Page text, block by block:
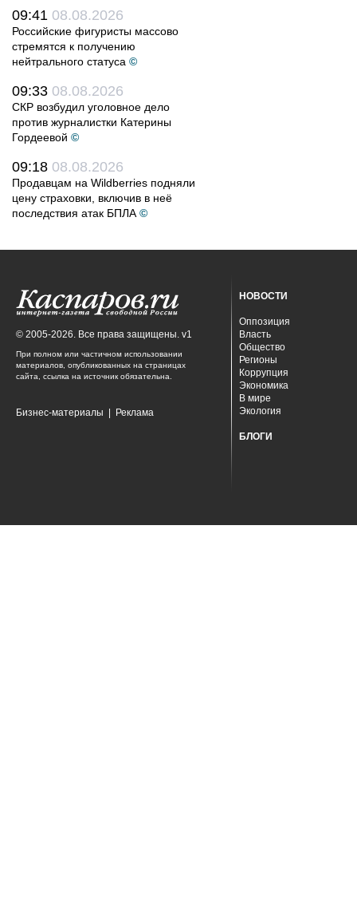
09:41 08.08.2026
Российские фигуристы массово
стремятся к получению
нейтрального статуса ©
09:33 08.08.2026
СКР возбудил уголовное дело
против журналистки Катерины
Гордеевой ©
09:18 08.08.2026
Продавцам на Wildberries подняли
цену страховки, включив в неё
последствия атак БПЛА ©
© 2005-2026. Все права защищены. v1
При полном или частичном использовании
материалов, опубликованных на страницах
сайта, ссылка на источник обязательна.
Бизнес-материалы Реклама
НОВОСТИ
Оппозиция
Власть
Общество
Регионы
Коррупция
Экономика
В мире
Экология
БЛОГИ